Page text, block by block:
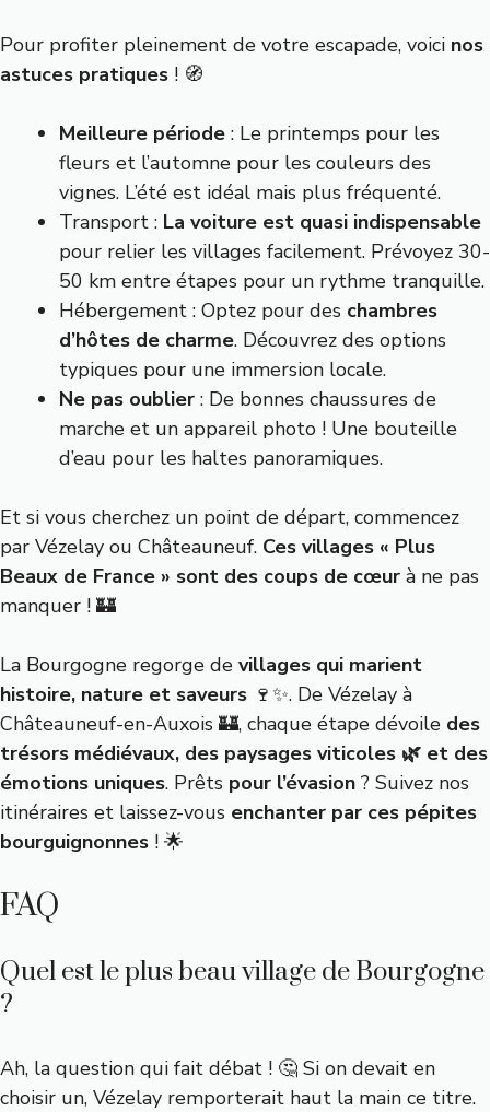
Pour profiter pleinement de votre escapade, voici nos
astuces pratiques ! 🧭
Meilleure période : Le printemps pour les
fleurs et l’automne pour les couleurs des
vignes. L’été est idéal mais plus fréquenté.
Transport : La voiture est quasi indispensable
pour relier les villages facilement. Prévoyez 30-
50 km entre étapes pour un rythme tranquille.
Hébergement : Optez pour des chambres
d’hôtes de charme. Découvrez des options
typiques pour une immersion locale.
Ne pas oublier : De bonnes chaussures de
marche et un appareil photo ! Une bouteille
d’eau pour les haltes panoramiques.
Et si vous cherchez un point de départ, commencez
par Vézelay ou Châteauneuf. Ces villages « Plus
Beaux de France » sont des coups de cœur à ne pas
manquer ! 🏰
La Bourgogne regorge de villages qui marient
histoire, nature et saveurs 🍷✨. De Vézelay à
Châteauneuf-en-Auxois 🏰, chaque étape dévoile des
trésors médiévaux, des paysages viticoles 🌿 et des
émotions uniques. Prêts pour l’évasion ? Suivez nos
itinéraires et laissez-vous enchanter par ces pépites
bourguignonnes ! 🌟
FAQ
Quel est le plus beau village de Bourgogne
?
Ah, la question qui fait débat ! 🤔 Si on devait en
choisir un, Vézelay remporterait haut la main ce titre.